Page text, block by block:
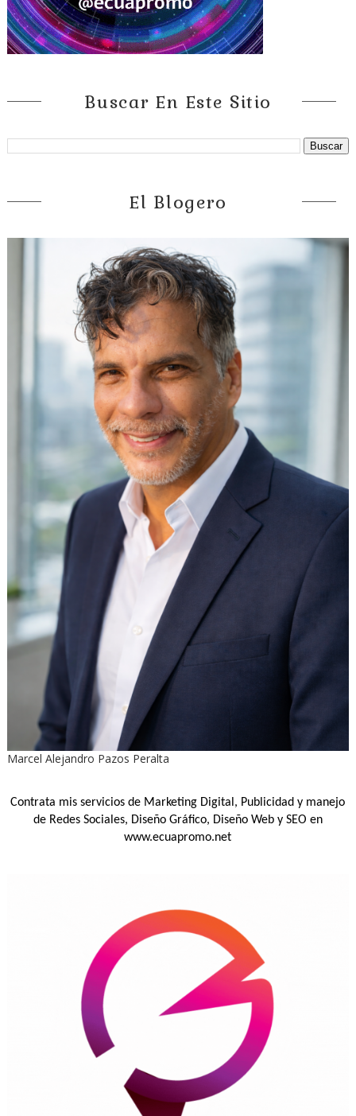
Buscar En Este Sitio
El Blogero
Marcel Alejandro Pazos Peralta
Contrata mis servicios de Marketing Digital, Publicidad y manejo
de Redes Sociales, Diseño Gráfico, Diseño Web y SEO en
www.ecuapromo.net